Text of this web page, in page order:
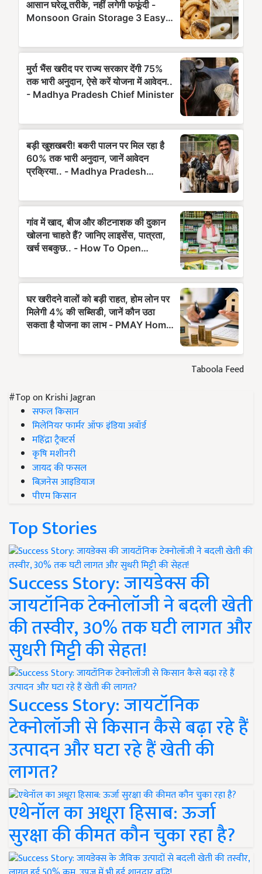
Taboola Feed
#Top on Krishi Jagran
सफल किसान
मिलेनियर फार्मर ऑफ इंडिया अवॉर्ड
महिंद्रा ट्रैक्टर्स
कृषि मशीनरी
जायद की फसल
बिज़नेस आइडियाज
पीएम किसान
Top Stories
Success Story: जायडेक्स की
जायटॉनिक टेक्नोलॉजी ने बदली खेती
की तस्वीर, 30% तक घटी लागत और
सुधरी मिट्टी की सेहत!
Success Story: जायटॉनिक
टेक्नोलॉजी से किसान कैसे बढ़ा रहे हैं
उत्पादन और घटा रहे हैं खेती की
लागत?
एथेनॉल का अधूरा हिसाब: ऊर्जा
सुरक्षा की कीमत कौन चुका रहा है?